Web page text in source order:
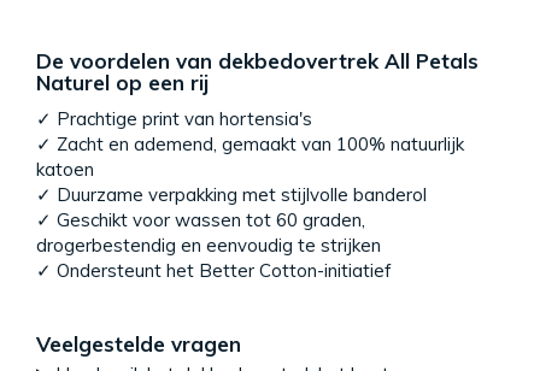
De voordelen van dekbedovertrek All Petals
Naturel op een rij
✓ Prachtige print van hortensia's
✓ Zacht en ademend, gemaakt van 100% natuurlijk
katoen
✓ Duurzame verpakking met stijlvolle banderol
✓ Geschikt voor wassen tot 60 graden,
drogerbestendig en eenvoudig te strijken
✓ Ondersteunt het Better Cotton-initiatief
Veelgestelde vragen